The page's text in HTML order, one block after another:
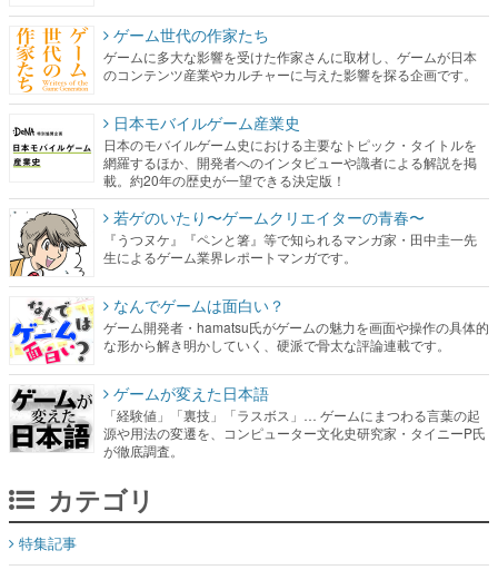
ゲーム世代の作家たち
ゲームに多大な影響を受けた作家さんに取材し、ゲームが日本
のコンテンツ産業やカルチャーに与えた影響を探る企画です。
日本モバイルゲーム産業史
日本のモバイルゲーム史における主要なトピック・タイトルを
網羅するほか、開発者へのインタビューや識者による解説を掲
載。約20年の歴史が一望できる決定版！
若ゲのいたり〜ゲームクリエイターの青春〜
『うつヌケ』『ペンと箸』等で知られるマンガ家・田中圭一先
生によるゲーム業界レポートマンガです。
なんでゲームは面白い？
ゲーム開発者・hamatsu氏がゲームの魅力を画面や操作の具体的
な形から解き明かしていく、硬派で骨太な評論連載です。
ゲームが変えた日本語
「経験値」「裏技」「ラスボス」… ゲームにまつわる言葉の起
源や用法の変遷を、コンピューター文化史研究家・タイニーP氏
が徹底調査。
カテゴリ
特集記事